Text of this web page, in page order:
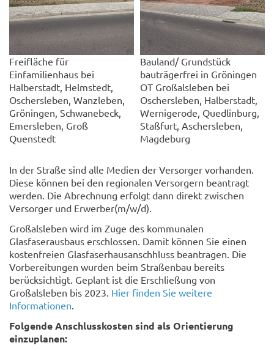
Freifläche für
Einfamilienhaus bei
Halberstadt, Helmstedt,
Oschersleben, Wanzleben,
Gröningen, Schwanebeck,
Emersleben, Groß
Quenstedt
Bauland/ Grundstück
bauträgerfrei in Gröningen
OT Großalsleben bei
Oschersleben, Halberstadt,
Wernigerode, Quedlinburg,
Staßfurt, Aschersleben,
Magdeburg
In der Straße sind alle Medien der Versorger vorhanden.
Diese können bei den regionalen Versorgern beantragt
werden. Die Abrechnung erfolgt dann direkt zwischen
Versorger und Erwerber(m/w/d).
Großalsleben wird im Zuge des kommunalen
Glasfaserausbaus erschlossen. Damit können Sie einen
kostenfreien Glasfaserhausanschhluss beantragen. Die
Vorbereitungen wurden beim Straßenbau bereits
berücksichtigt. Geplant ist die Erschließung von
Großalsleben bis 2023. Hier finden Sie weitere
Informationen
Folgende Anschlusskosten sind als Orientierung
einzuplanen: